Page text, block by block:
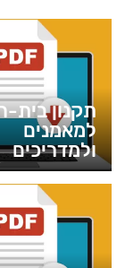
תקנון
למאמנים
ולמדריכים